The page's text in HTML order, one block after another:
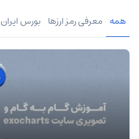
همه معرفی رمز ارزها بورس ایران